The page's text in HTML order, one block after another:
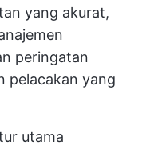
yang akurat,
peringatan
pelacakan yang
utama